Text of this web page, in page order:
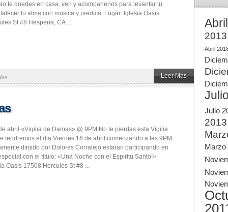
te quedes en casa, ven y acompanenos para levantar tu
tu alma con musica y predica. Lugar: Iglesia Oasis
St #8 Hesperia, CA ...
Leer Mas
abril «Vigilia de Damas» @ 9PM No te pierdas esta Vigilia
tendremos el dia Viernes 16 de abril comenzando a las 9PM.
dirijido por Dolores Corralejo estaran participando en
con el titulo: «Una Noche con el Espiritu Santo!»
Oasis 17508 Hercules St #8 ...
2013
Abril
Julio
2013
Marzo